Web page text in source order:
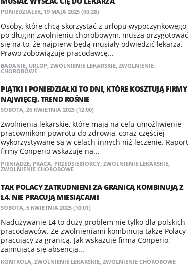
PONIEDZIAŁEK, 19 MAJA 2025 (00:28)
Osoby, które chcą skorzystać z urlopu wypoczynkowego
po długim zwolnieniu chorobowym, muszą przygotować
się na to, że najpierw będą musiały odwiedzić lekarza.
Prawo zobowiązuje pracodawcę...
BADANIE, URLOP, ZWOLNIENIE LEKARSKIE, ZWOLNIENIE
CHOROBOWE
PIĄTKI I PONIEDZIAŁKI TO DNI, KTÓRE KOSZTUJĄ FIRMY
NAJWIĘCEJ. TREND ROŚNIE
SOBOTA, 26 KWIETNIA 2025 (12:00)
Zwolnienia lekarskie, które mają na celu umożliwienie
pracownikom powrotu do zdrowia, coraz częściej
wykorzystywane są w celach innych niż leczenie. Raport
firmy Conperio wskazuje na...
PIENIĄDZE, PRACA, PRZEDSIĘBIORCY, ZWOLNIENIE LEKARSKIE,
ZWOLNIENIE CHOROBOWE
TAK POLACY ZATRUDNIENI ZA GRANICĄ KOMBINUJĄ Z
L4. NIE PRACUJĄ MIESIĄCAMI
SOBOTA, 5 KWIETNIA 2025 (10:01)
Nadużywanie L4 to duży problem nie tylko dla polskich
pracodawców. Ze zwolnieniami kombinują także Polacy
pracujący za granicą. Jak wskazuje firma Conperio,
zajmująca się absencją...
KONTROLA, ZWOLNIENIE LEKARSKIE, ZWOLNIENIE CHOROBOWE